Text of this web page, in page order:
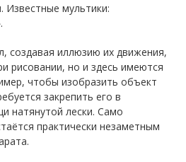
мультики:
создавая иллюзию их движения,
рисовании, но и здесь имеются
чтобы изобразить объект
закрепить его в
натянутой лески. Само
практически незаметным